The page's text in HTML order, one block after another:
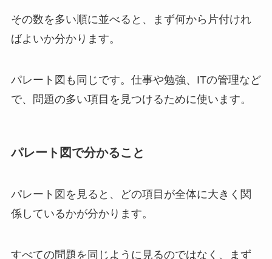
その数を多い順に並べると、まず何から片付けれ
ばよいか分かります。
パレート図も同じです。仕事や勉強、ITの管理など
で、問題の多い項目を見つけるために使います。
パレート図で分かること
パレート図を見ると、どの項目が全体に大きく関
係しているかが分かります。
すべての問題を同じように見るのではなく、まず